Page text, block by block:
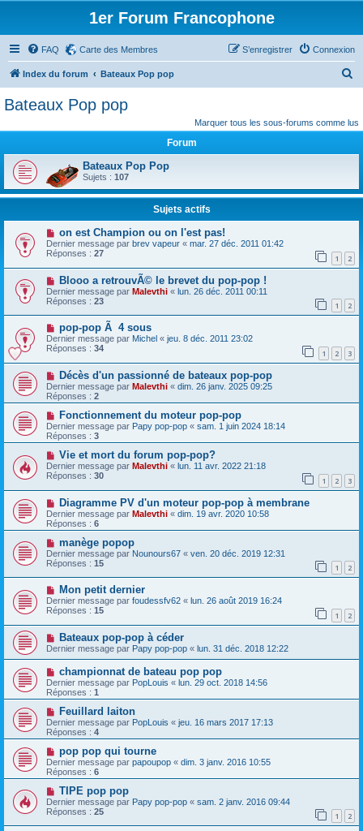
1er Forum Francophone
FAQ Carte des Membres Connexion
S’enregistrer
Index du forum Bateaux Pop pop
h
c
Bateaux Pop pop
Marquer tous les sous-forums comme lus
Forum
Bateaux Pop Pop
Sujets : 107
Sujets actifs
on est Champion ou on l'est pas!
Dernier message par brev vapeur « mar. 27 déc. 2011 01:42
Réponses : 27 1 2
Blooo a retrouvÃ© le brevet du pop-pop !
Dernier message par Malevthi « lun. 26 déc. 2011 00:11
Réponses : 23 1 2
pop-pop Ã 4 sous
Dernier message par Michel « jeu. 8 déc. 2011 23:02
Réponses : 34 1 2 3
Décès d'un passionné de bateaux pop-pop
Dernier message par Malevthi « dim. 26 janv. 2025 09:25
Réponses : 2
Fonctionnement du moteur pop-pop
Dernier message par Papy pop-pop « sam. 1 juin 2024 18:14
Réponses : 3
Vie et mort du forum pop-pop?
Dernier message par Malevthi « lun. 11 avr. 2022 21:18
Réponses : 30 1 2 3
Diagramme PV d'un moteur pop-pop à membrane
Dernier message par Malevthi « dim. 19 avr. 2020 10:58
Réponses : 6
manège popop
Dernier message par Nounours67 « ven. 20 déc. 2019 12:31
Réponses : 15 1 2
Mon petit dernier
Dernier message par foudessfv62 « lun. 26 août 2019 16:24
Réponses : 15 1 2
Bateaux pop-pop à céder
Dernier message par Papy pop-pop « lun. 31 déc. 2018 12:22
championnat de bateau pop pop
Dernier message par PopLouis « lun. 29 oct. 2018 14:56
Réponses : 1
Feuillard laiton
Dernier message par PopLouis « jeu. 16 mars 2017 17:13
Réponses : 4
pop pop qui tourne
Dernier message par papoupop « dim. 3 janv. 2016 10:55
Réponses : 6
TIPE pop pop
Dernier message par Papy pop-pop « sam. 2 janv. 2016 09:44
Réponses : 25 1 2